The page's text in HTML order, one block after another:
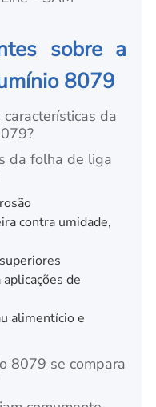
sobre a
8079
da
da folha de liga
contra umidade,
de
alimentício e
8079 se compara